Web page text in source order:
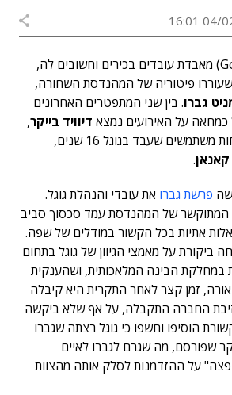
04/02/
(Google) מאבדת עובדים בכירים וחשובים לה,
פיטוריה של המהנדסת השחורה,
גברו. בין שני המתפטרים האחרונים
כמחאה על האירועים נמצא דיוויד בייקר,
ראש המחלקה לבטיחות משתמשים שעבד בגוגל 16 שנים,
קאנאן.
פרשת גברו את עובדי והנהלת גוגל.
המתוקשר של המהנדסת עמד סכסוך סביב
אתיות בכל הקשור במודלים של שפה.
ביקורת על מאמצי הגיוון של גוגל בתחום
במחלקת הבינה המלאכותית, ושהענקית
זמן קצר לאחר התקרית היא קיבלה
החברה התקבלה, על אף שלא ביקשה
הוסיפו וחשפו כי גוגל רצתה שגברו
שפורסם, מה שגרם לגברו לאיים
על ההזדמנות לסלק אותה מהצוות